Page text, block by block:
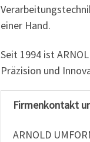
einer Hand.
Seit 1994 ist
Präzision und
Firmenkontakt
ARNOLD